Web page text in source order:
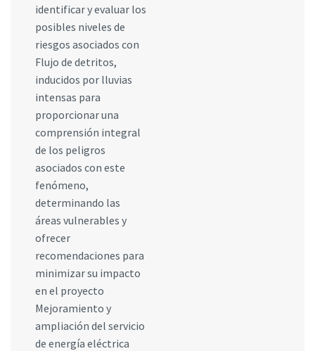
identificar y evaluar los
posibles niveles de
riesgos asociados con
Flujo de detritos,
inducidos por lluvias
intensas para
proporcionar una
comprensión integral
de los peligros
asociados con este
fenómeno,
determinando las
áreas vulnerables y
ofrecer
recomendaciones para
minimizar su impacto
en el proyecto
Mejoramiento y
ampliación del servicio
de energía eléctrica